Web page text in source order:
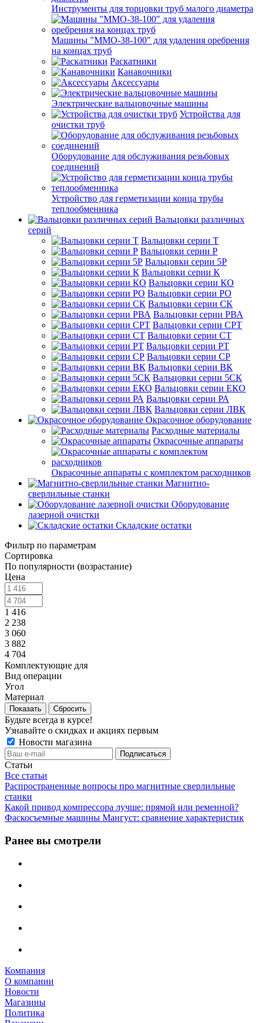
Инструменты для торцовки труб малого диаметра
Машины "ММО-38-100" для удаления оребрения
на концах труб
Раскатники
Канавочники
Аксессуары
Электрические вальцовочные машины
Устройства для
очистки труб
Оборудование для обслуживания резьбовых
соединений
Устройство для герметизации конца трубы
теплообменника
Вальцовки различных
серий
Вальцовки серии Т
Вальцовки серии Р
Вальцовки серии 5Р
Вальцовки серии К
Вальцовки серии КО
Вальцовки серии РО
Вальцовки серии СК
Вальцовки серии РВА
Вальцовки серии СРТ
Вальцовки серии СТ
Вальцовки серии РТ
Вальцовки серии СР
Вальцовки серии ВК
Вальцовки серии 5СК
Вальцовки серии ЕКО
Вальцовки серии РА
Вальцовки серии ЛВК
Окрасочное оборудование
Расходные материалы
Окрасочные аппараты
Окрасочные аппараты с комплектом расходников
Магнитно-
сверлильные станки
Оборудование
лазерной очистки
Складские остатки
Фильтр по параметрам
Сортировка
По популярности (возрастание)
Цена
1 416
2 238
3 060
3 882
4 704
Комплектующие для
Вид операции
Угол
Материал
Сбросить
Будьте всегда в курсе!
Узнавайте о скидках и акциях первым
Новости магазина
Статьи
Все статьи
Распространенные вопросы про магнитные сверлильные
станки
Какой привод компрессора лучше: прямой или ременной?
Фаскосъемные машины Мангуст: сравнение характеристик
Ранее вы смотрели
Компания
О компании
Новости
Магазины
Политика